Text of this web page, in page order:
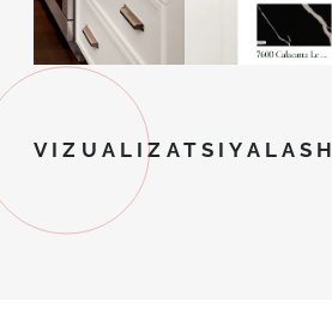
VIZUALIZATSIYALASH